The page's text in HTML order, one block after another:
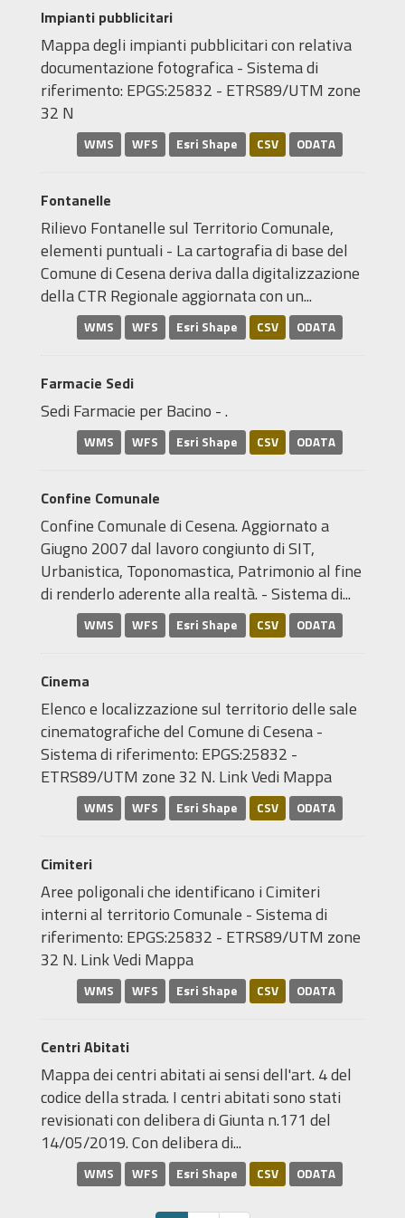
Impianti pubblicitari
Mappa degli impianti pubblicitari con relativa
documentazione fotografica - Sistema di
riferimento: EPGS:25832 - ETRS89/UTM zone
32 N
WMS WFS Esri Shape CSV ODATA
Fontanelle
Rilievo Fontanelle sul Territorio Comunale,
elementi puntuali - La cartografia di base del
Comune di Cesena deriva dalla digitalizzazione
della CTR Regionale aggiornata con un...
WMS WFS Esri Shape CSV ODATA
Farmacie Sedi
Sedi Farmacie per Bacino - .
WMS WFS Esri Shape CSV ODATA
Confine Comunale
Confine Comunale di Cesena. Aggiornato a
Giugno 2007 dal lavoro congiunto di SIT,
Urbanistica, Toponomastica, Patrimonio al fine
di renderlo aderente alla realtà. - Sistema di...
WMS WFS Esri Shape CSV ODATA
Cinema
Elenco e localizzazione sul territorio delle sale
cinematografiche del Comune di Cesena -
Sistema di riferimento: EPGS:25832 -
ETRS89/UTM zone 32 N. Link Vedi Mappa
WMS WFS Esri Shape CSV ODATA
Cimiteri
Aree poligonali che identificano i Cimiteri
interni al territorio Comunale - Sistema di
riferimento: EPGS:25832 - ETRS89/UTM zone
32 N. Link Vedi Mappa
WMS WFS Esri Shape CSV ODATA
Centri Abitati
Mappa dei centri abitati ai sensi dell'art. 4 del
codice della strada. I centri abitati sono stati
revisionati con delibera di Giunta n.171 del
14/05/2019. Con delibera di...
WMS WFS Esri Shape CSV ODATA